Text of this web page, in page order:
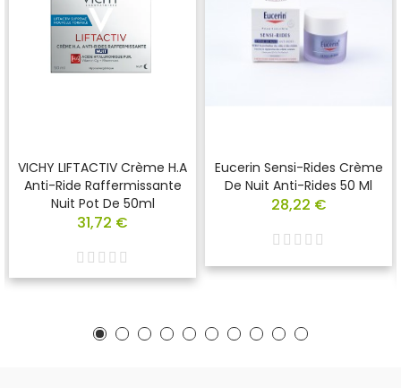
VICHY LIFTACTIV Crème H.A
Anti-Ride Raffermissante
Nuit Pot De 50ml
31,72 €
Eucerin Sensi-Rides Crème
De Nuit Anti-Rides 50 Ml
28,22 €